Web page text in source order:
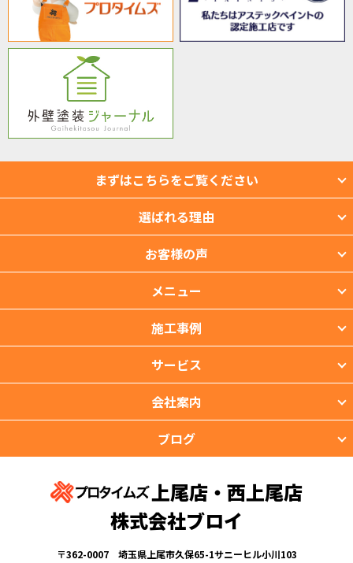
まずはこちらをご覧ください
選ばれる理由
お客様の声
メニュー
施工事例
サービス
会社案内
ブログ
上尾店・西上尾店
株式会社ブロイ
〒362-0007 埼玉県上尾市久保65-1サニーヒル小川103